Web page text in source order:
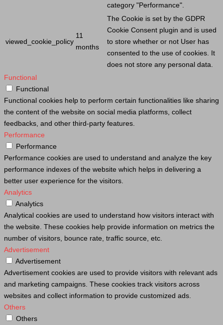
category "Performance".
viewed_cookie_policy
11
months
The Cookie is set by the GDPR
Cookie Consent plugin and is used
to store whether or not User has
consented to the use of cookies. It
does not store any personal data.
Functional
Functional
Functional cookies help to perform certain functionalities like sharing
the content of the website on social media platforms, collect
feedbacks, and other third-party features.
Performance
Performance
Performance cookies are used to understand and analyze the key
performance indexes of the website which helps in delivering a
better user experience for the visitors.
Analytics
Analytics
Analytical cookies are used to understand how visitors interact with
the website. These cookies help provide information on metrics the
number of visitors, bounce rate, traffic source, etc.
Advertisement
Advertisement
Advertisement cookies are used to provide visitors with relevant ads
and marketing campaigns. These cookies track visitors across
websites and collect information to provide customized ads.
Others
Others